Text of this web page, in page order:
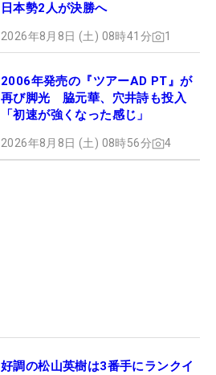
日本勢2人が決勝へ
2026年8月8日 (土) 08時41分 1
2006年発売の『ツアーAD PT』が
再び脚光 脇元華、穴井詩も投入
「初速が強くなった感じ」
2026年8月8日 (土) 08時56分 4
好調の松山英樹は3番手にランクイ